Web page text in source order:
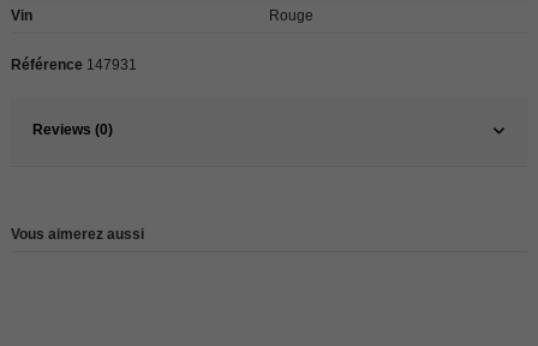
Vin Rouge
Référence 147931
Reviews (0)
Vous aimerez aussi